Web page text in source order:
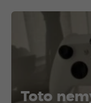
Toto